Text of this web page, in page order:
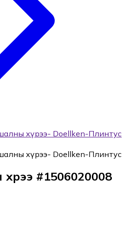
хүрээ- Doellken-Плинтус
хүрээ- Doellken-Плинтус
#1506020008